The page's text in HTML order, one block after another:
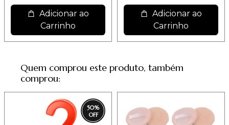
Adicionar ao
Carrinho
Adicionar ao
Carrinho
Quem comprou este produto, também
comprou:
50%